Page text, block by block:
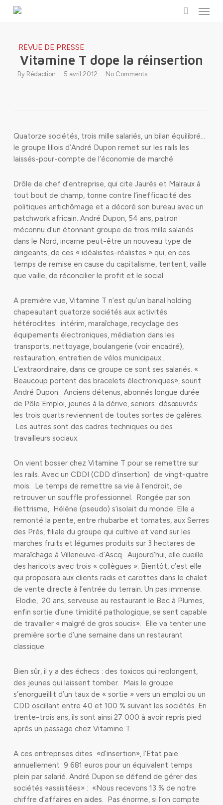
Menu
REVUE DE PRESSE
Vitamine T dope la réinsertion
By Rédaction 5 avril 2012 No Comments
Quatorze sociétés, trois mille salariés, un bilan équilibré…
le groupe lillois d’André Dupon remet sur les rails les
laissés-pour-compte de l’économie de marché.
Drôle de chef d’entreprise, qui cite Jaurès et Malraux à
tout bout de champ, tonne contre l’inefficacité des
politiques antichômage et a décoré son bureau avec un
patchwork africain. André Dupon, 54 ans, patron
méconnu d’un étonnant groupe de trois mille salariés
dans le Nord, incarne peut-être un nouveau type de
dirigeants, de ces « idéalistes-réalistes » qui, en ces
temps de remise en cause du capitalisme, tentent, vaille
que vaille, de réconcilier le profit et le social.
A première vue, Vitamine T n’est qu’un banal holding
chapeautant quatorze sociétés aux activités
hétéroclites : intérim, maraîchage, recyclage des
équipements électroniques, médiation dans les
transports, nettoyage, boulangerie (voir encadré),
restauration, entretien de vélos municipaux…
L’extraordinaire, dans ce groupe ce sont ses salariés. «
Beaucoup portent des bracelets électroniques», sourit
André Dupon. Anciens détenus, abonnés longue durée
de Pôle Emploi, jeunes à la dérive, seniors désœuvrés:
les trois quarts reviennent de toutes sortes de galères.
Les autres sont des cadres techniques ou des
travailleurs sociaux.
On vient bosser chez Vitamine T pour se remettre sur
les rails. Avec un CDDI (CDD d’insertion) de vingt-quatre
mois. Le temps de remettre sa vie à l’endroit, de
retrouver un souffle professionnel. Rongée par son
illettrisme, Hélène (pseudo) s’isolait du monde. Elle a
remonté la pente, entre rhubarbe et tomates, aux Serres
des Prés, filiale du groupe qui cultive et vend sur les
marches fruits et légumes produits sur 3 hectares de
maraîchage à Villeneuve-d’Ascq. Aujourd’hui, elle cueille
des haricots avec trois « collègues ». Bientôt, c’est elle
qui proposera aux clients radis et carottes dans le chalet
de vente directe à l’entrée du terrain. Un pas immense.
Elodie, 20 ans, serveuse au restaurant le Bec à Plumes,
enfin sortie d’une timidité pathologique, se sent capable
de travailler « malgré de gros soucis». Elle va tenter une
première sortie d’une semaine dans un restaurant
classique.
Bien sûr, il y a des échecs : des toxicos qui replongent,
des jeunes qui laissent tomber. Mais le groupe
s’enorgueillit d’un taux de « sortie » vers un emploi ou un
CDD oscillant entre 40 et 100 % suivant les sociétés. En
trente-trois ans, ils sont ainsi 27 000 à avoir repris pied
après un passage chez Vitamine T.
A ces entreprises dites «d’insertion», l’Etat paie
annuellement 9 681 euros pour un équivalent temps
plein par salarié. André Dupon se défend de gérer des
sociétés «assistées» : «Nous recevons 13 % de notre
chiffre d’affaires en aides. Pas énorme, si l’on compte